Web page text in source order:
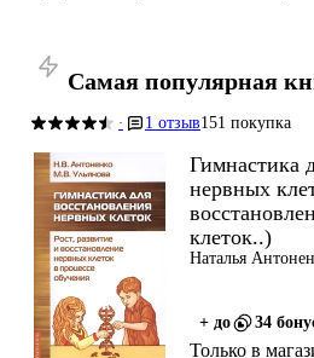
Самая популярная
· 1 отзыв151 покупка
Гимнастика
нервных
клеток..)
Наталья
+ до 34
Только в